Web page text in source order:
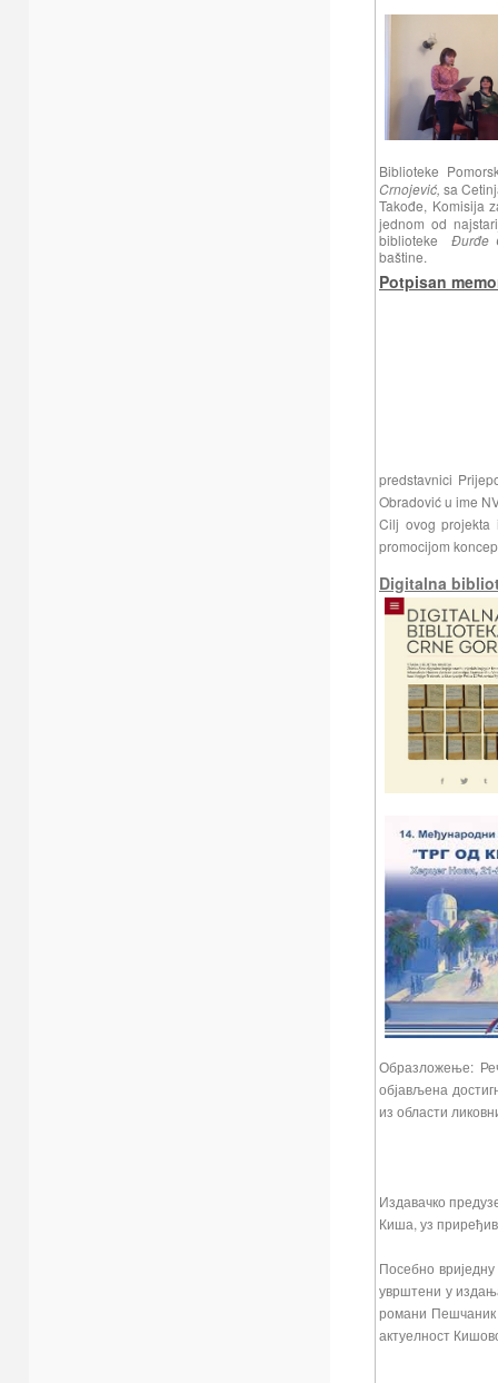
Biblioteke
Crnojević, sa
Takođe, Komisija
jednom od
bibliotekeĐurđe
baštine.
Potpisan
predstavnici
Obradović u ime
Cilj ovog projekta
promocijom
Digitalna
Образложење:
објављена
из области
Издавачко
Киша, уз
Посебно
уврштени у
романи Пешчаник
актуелност